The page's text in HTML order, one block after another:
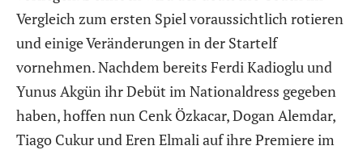
Vergleich zum ersten Spiel voraussichtlich rotieren
und einige Veränderungen in der Startelf
vornehmen. Nachdem bereits Ferdi Kadioglu und
Yunus Akgün ihr Debüt im Nationaldress gegeben
haben, hoffen nun Cenk Özkacar, Dogan Alemdar,
Tiago Cukur und Eren Elmali auf ihre Premiere im